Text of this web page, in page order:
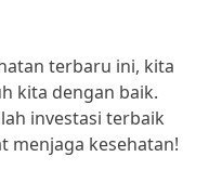
terbaru ini, kita
kita dengan baik.
investasi terbaik
menjaga kesehatan!